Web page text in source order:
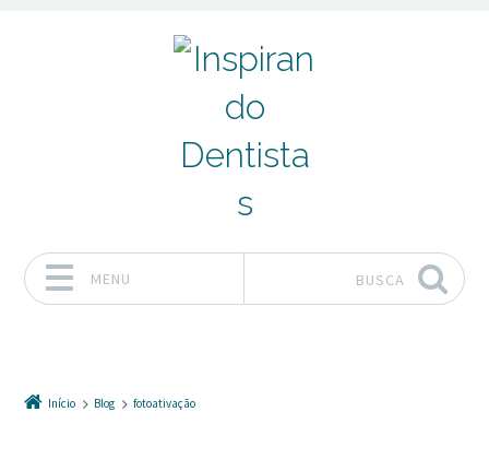
MENU BUSCA
Início Blog fotoativação